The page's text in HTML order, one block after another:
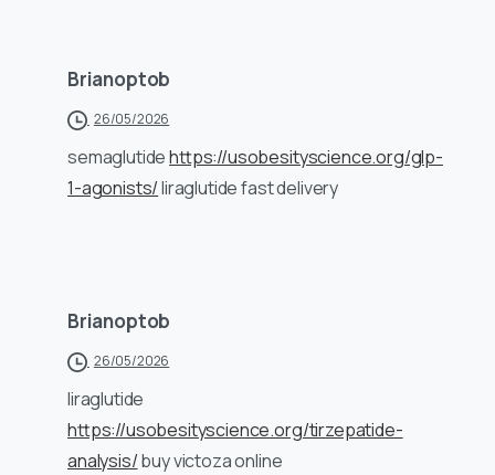
Brianoptob
26/05/2026
semaglutidehttps://usobesityscience.org/glp-
1-agonists/liraglutide fast delivery
Brianoptob
26/05/2026
liraglutide
https://usobesityscience.org/tirzepatide-
analysis/buy victoza online